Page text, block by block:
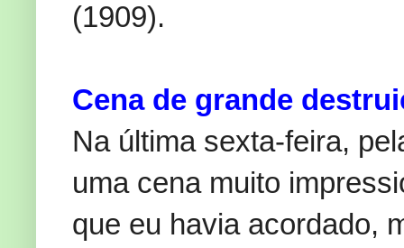
(1909).
Cena de grande
Na última sexta-feira,
uma cena muito
que eu havia acordado,